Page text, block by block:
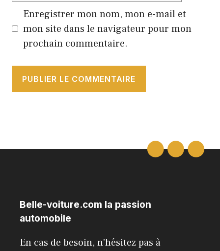
Enregistrer mon nom, mon e-mail et
mon site dans le navigateur pour mon
prochain commentaire.
Belle-voiture.com la passion
automobile
En cas de besoin, n'hésitez pas à